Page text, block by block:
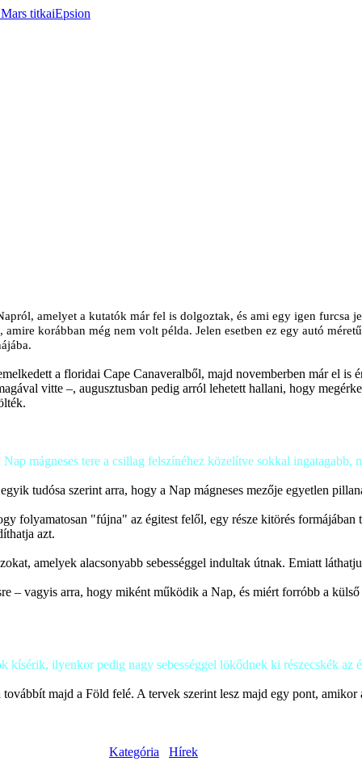
titkaiEpsion
amelyet a kutatók már fel is dolgoztak, és ami egy igen furcsa
korábban még nem volt példa. Jelen esetben ez egy autó
a floridai Cape Canaveralből, majd novemberben már el
vitte –, augusztusban pedig arról lehetett hallani, hogy
mágneses tere a csillag felszínéhez közelítve sokkal
tudósa szerint arra, hogy a Nap mágneses mezője egyetlen
folyamatosan "fújna" az égitest felől, egy része kitörés
azt.
amelyek alacsonyabb sebességgel indultak útnak. Emiatt
– vagyis arra, hogy miként működik a Nap, és miért forróbb a
kísérik, ilyenkor pedig nagy sebességgel lökődnek ki részecskék az
majd a Föld felé. A tervek szerint lesz majd egy pont,
Kategória
Hírek